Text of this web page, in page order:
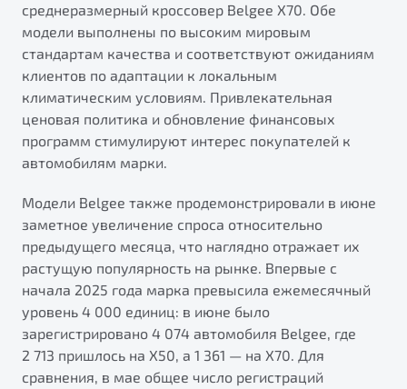
X70
Универсальный кроссовер
от 2 499 990 ₽*
Обзор В наличии
Автомобили в наличии
Тест-драйв
Автокредит
Спецпредложения
Будьте еще более уверены на дорогах с программой
Преимущества программы
Калькулятор ТО
Клиентская поддержка
среднеразмерный кроссовер Belgee X70. Обе
модели выполнены по высоким мировым
стандартам качества и соответствуют ожиданиям
клиентов по адаптации к локальным
климатическим условиям. Привлекательная
ценовая политика и обновление финансовых
программ стимулируют интерес покупателей к
автомобилям марки.
Модели Belgee также продемонстрировали в июне
заметное увеличение спроса относительно
предыдущего месяца, что наглядно отражает их
растущую популярность на рынке. Впервые с
начала 2025 года марка превысила ежемесячный
уровень 4 000 единиц: в июне было
зарегистрировано 4 074 автомобиля Belgee, где
2 713 пришлось на X50, а 1 361 — на X70. Для
сравнения, в мае общее число регистраций